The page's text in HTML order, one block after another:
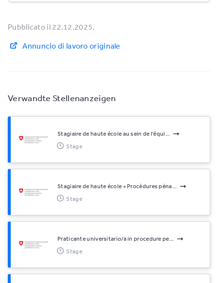
Verwandte Stellenanzeigen
Stagiaire de haute école au sein de l'équi...
Stage
Stagiaire de haute école « Procédures péna...
Stage
Praticante universitario/a in procedure pe...
Stage
Pubblicato il 22.12.2025.
Annuncio di lavoro originale